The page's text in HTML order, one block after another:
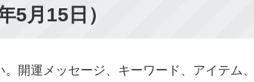
5月15日）
開運メッセージ、キーワード、アイテム、